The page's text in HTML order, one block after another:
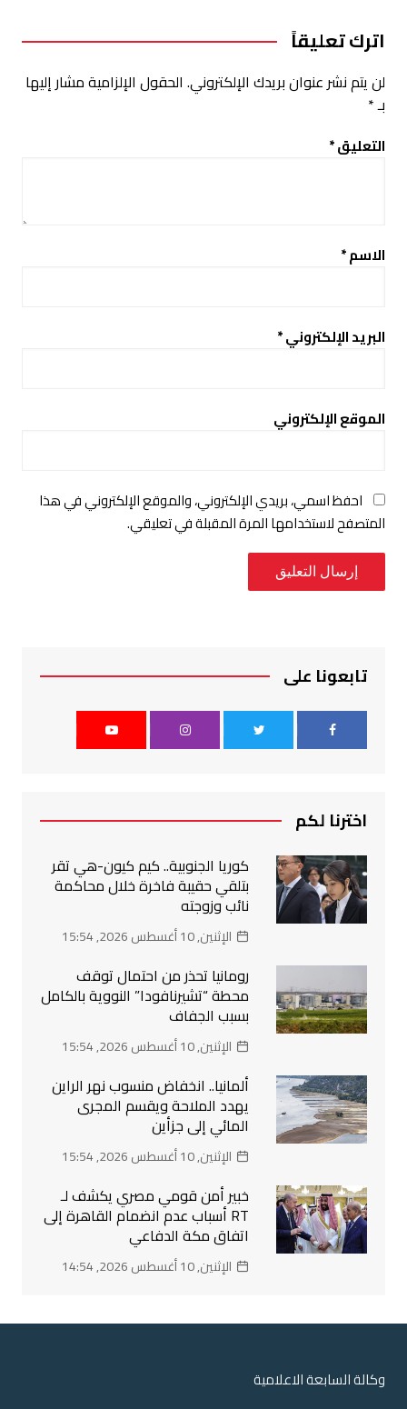
اترك تعليقاً
لن يتم نشر عنوان بريدك الإلكتروني. الحقول الإلزامية مشار إليها
بـ*
التعليق*
الاسم*
البريد الإلكتروني*
الموقع الإلكتروني
احفظ اسمي، بريدي الإلكتروني، والموقع الإلكتروني في هذا
المتصفح لاستخدامها المرة المقبلة في تعليقي.
تابعونا على
اخترنا لكم
كوريا الجنوبية.. كيم كيون-هي تقر
بتلقي حقيبة فاخرة خلال محاكمة
نائب وزوجته
الإثنين, 10 أغسطس 2026, 15:54
رومانيا تحذر من احتمال توقف
محطة “تشيرنافودا” النووية بالكامل
بسبب الجفاف
الإثنين, 10 أغسطس 2026, 15:54
ألمانيا.. انخفاض منسوب نهر الراين
يهدد الملاحة ويقسم المجرى
المائي إلى جزأين
الإثنين, 10 أغسطس 2026, 15:54
خبير أمن قومي مصري يكشف لـ
RT أسباب عدم انضمام القاهرة إلى
اتفاق مكة الدفاعي
الإثنين, 10 أغسطس 2026, 14:54
وكالة السابعة الاعلامية